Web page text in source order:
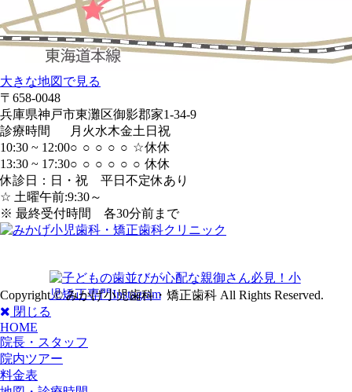
大きな地図で見る
〒658-0048
兵庫県神戸市東灘区御影郡家1-34-9
診療時間
月 火水木金土 日 祝
10:30 ~ 12:00○ ○ ○ ○ ○ ☆休休
13:30 ~ 17:30○ ○ ○ ○ ○ ○ 休休
休診日：日・祝 平日不定休あり
☆ 土曜午前:9:30～
※ 最終受付時間 各30分前まで
Copyright © みかげ小児歯科・矯正歯科 All Rights Reserved.
閉じる
HOME
院長・スタッフ
院内ツアー
料金表